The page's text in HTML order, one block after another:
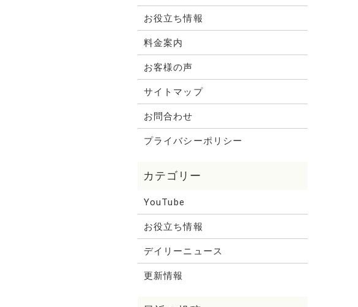
お役立ち情報
料金案内
お客様の声
サイトマップ
お問合わせ
プライバシーポリシー
YouTube
お役立ち情報
デイリーニュース
更新情報